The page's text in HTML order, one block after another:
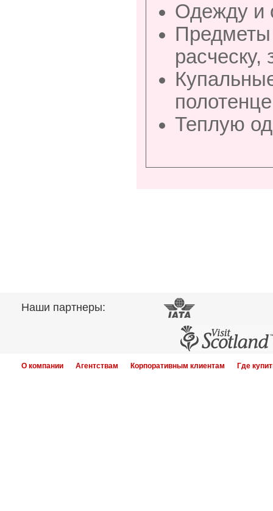
Одежду и
Предметы
Теплую
Наши партнеры:
О компании Агентствам Корпоративным клиентам Где